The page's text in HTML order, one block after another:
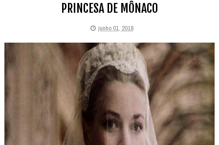
PRINCESA DE MÔNACO
junho 01, 2018